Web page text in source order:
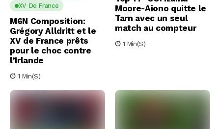
XV De France
M6N Composition:
Grégory Alldritt et le
XV de France prêts
pour le choc contre
l’Irlande
1 Min(s)
Moore-Aiono quitte le
Tarn avec un seul
match au compteur
1 Min(s)